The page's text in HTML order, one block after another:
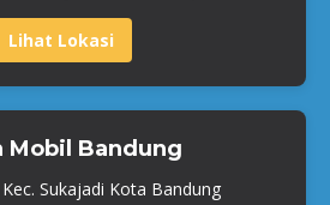
Lihat Lokasi
Mobil Bandung
Kec. Sukajadi Kota Bandung